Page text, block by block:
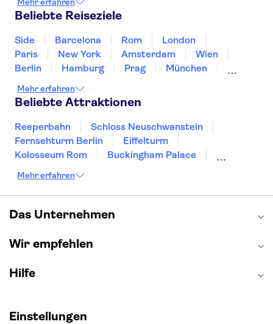
Italien
Japan Luxemburg
Polen
Portugal Schweden
Beliebte Reiseziele
Side Barcelona Rom
London
Paris
New York Amsterdam
Wien
Berlin
Hamburg Prag
München
Stuttgart
Heidelberg
Mehr erfahren
Beliebte Attraktionen
Reeperbahn
Schloss Neuschwanstein
Fernsehturm Berlin
Eiffelturm
Kolosseum Rom
Buckingham Palace
Sagrada Familia
Moulin Rouge
Burj Khalifa
Keukenhof
London Eye
Elbphilharmonie
Mehr erfahren
Das Unternehmen
Wir empfehlen
Hilfe
Einstellungen